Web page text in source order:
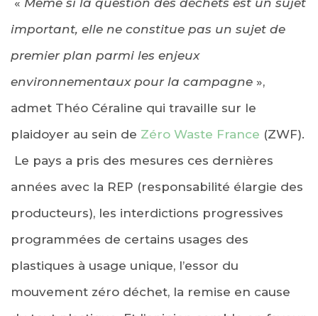
important, elle ne constitue pas un sujet de
premier plan parmi les enjeux
environnementaux pour la campagne »,
admet Théo Céraline qui travaille sur le
plaidoyer au sein de Zéro Waste France (ZWF).
Le pays a pris des mesures ces dernières
années avec la REP (responsabilité élargie des
producteurs), les interdictions progressives
programmées de certains usages des
plastiques à usage unique, l’essor du
mouvement zéro déchet, la remise en cause